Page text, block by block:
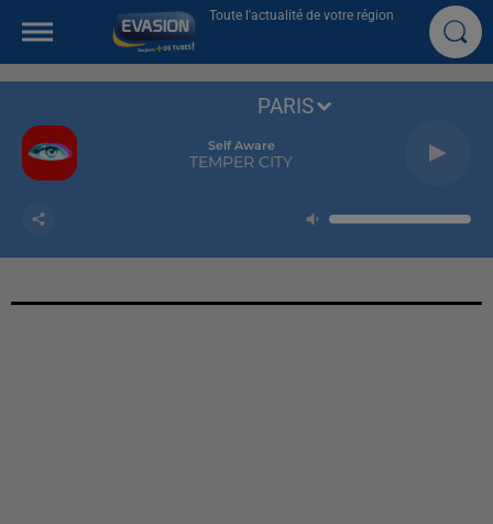
Toute l'actualité de votre région
Self Aware
TEMPER CITY
PARIS